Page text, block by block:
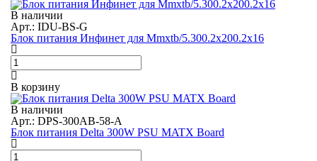
В наличии
Арт.: IDU-BS-G
Блок питания Инфинет для Mmxtb/5.300.2x200.2x16
В корзину
В наличии
Арт.: DPS-300AB-58-A
Блок питания Delta 300W PSU MATX Board